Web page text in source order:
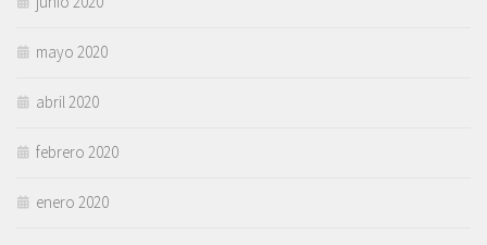
mayo 2020
abril 2020
febrero 2020
enero 2020